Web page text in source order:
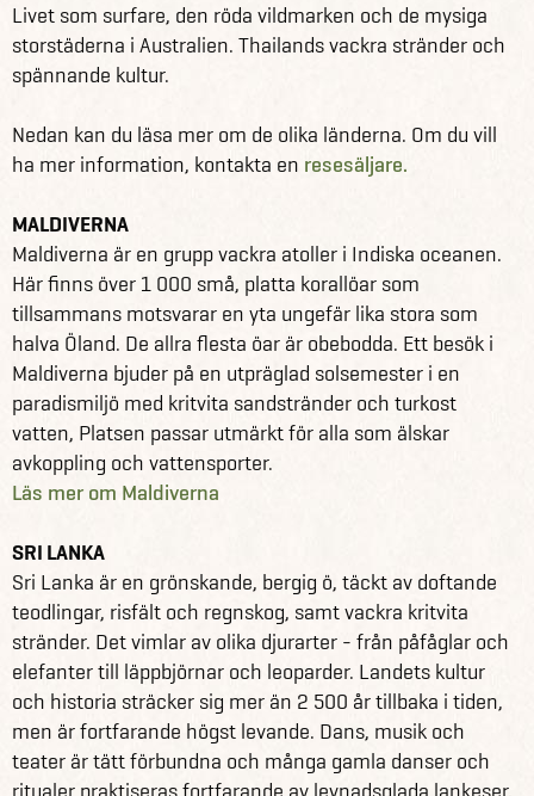
Livet som surfare, den röda vildmarken och de mysiga
storstäderna i Australien. Thailands vackra stränder och
spännande kultur.
Nedan kan du läsa mer om de olika länderna. Om du vill
ha mer information, kontakta en resesäljare.
MALDIVERNA
Maldiverna är en grupp vackra atoller i Indiska oceanen.
Här finns över 1 000 små, platta korallöar som
tillsammans motsvarar en yta ungefär lika stora som
halva Öland. De allra flesta öar är obebodda. Ett besök i
Maldiverna bjuder på en utpräglad solsemester i en
paradismiljö med kritvita sandstränder och turkost
vatten, Platsen passar utmärkt för alla som älskar
avkoppling och vattensporter.
Läs mer om Maldiverna
SRI LANKA
Sri Lanka är en grönskande, bergig ö, täckt av doftande
teodlingar, risfält och regnskog, samt vackra kritvita
stränder. Det vimlar av olika djurarter - från påfåglar och
elefanter till läppbjörnar och leoparder. Landets kultur
och historia sträcker sig mer än 2 500 år tillbaka i tiden,
men är fortfarande högst levande. Dans, musik och
teater är tätt förbundna och många gamla danser och